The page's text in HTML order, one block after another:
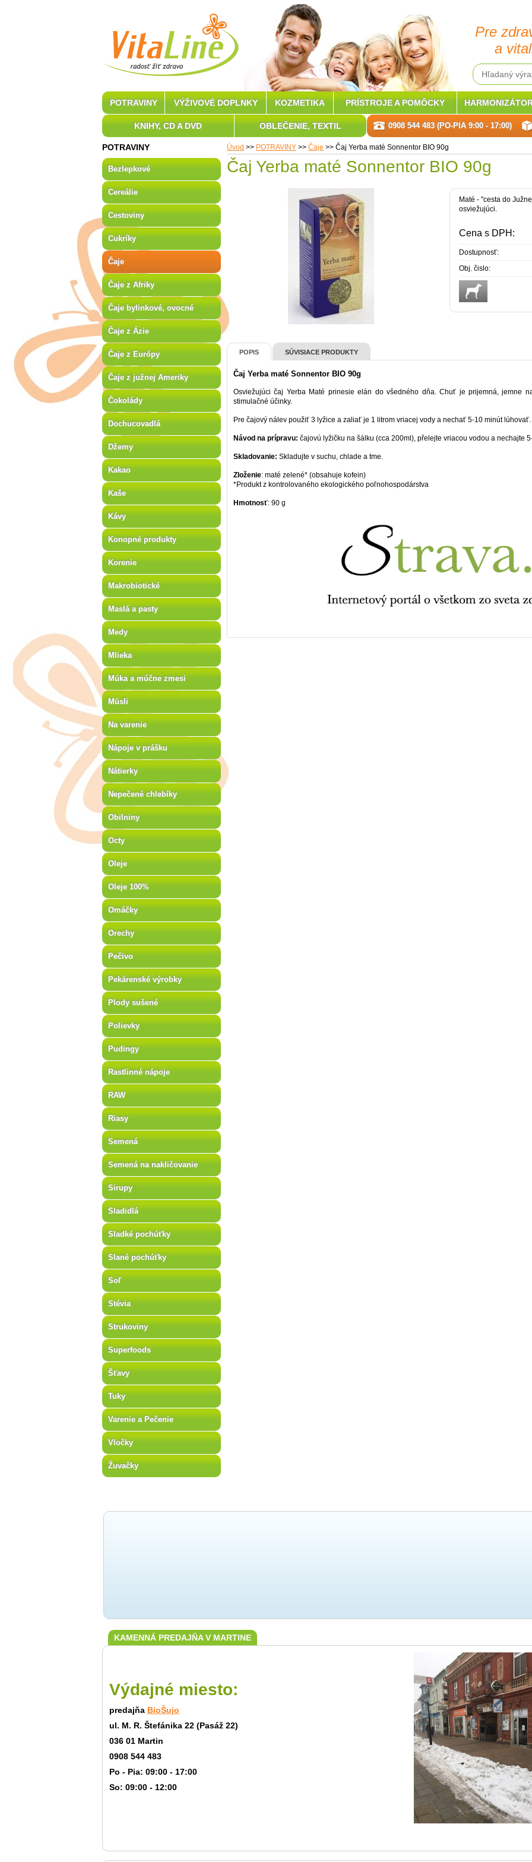
Pre
a
Úvod >> POTRAVINY >> Čaje >> Čaj Yerba maté Sonnentor BIO 90g
Čaj Yerba maté Sonnentor BIO 90g
Maté - "cesta do
osviežujúci.
Cena s DPH:
Dostupnosť:
Obj. čislo:
POPIS SÚVISIACE PRODUKTY
Čaj Yerba maté Sonnentor BIO 90g
Osviežujúci čaj Yerba Maté prinesie elán do všedného dňa. Chuť je prijemná, jemne
stimulačné účinky.
Pre čajový nálev použiť 3 lyžice a zaliať je 1 litrom vriacej vody a nechať 5-10 minút lúhovať.
Návod na prípravu: čajovú lyžičku na šálku (cca 200ml), přelejte vriacou vodou a nechajte
Skladovanie: Skladujte v suchu, chlade a tme.
Zloženie: maté zelené* (obsahuje kofein)
*Produkt z kontrolovaného ekologického poľnohospodárstva
Hmotnosť: 90 g
POTRAVINY
Bezlepkové
Cereálie
Cestoviny
Cukríky
Čaje
Čaje z Afriky
Čaje bylinkové, ovocné
Čaje z Ázie
Čaje z Európy
Čaje z južnej Ameriky
Čokolády
Dochucovadlá
Džemy
Kakao
Kaše
Kávy
Konopné produkty
Korenie
Makrobiotické
Maslá a pasty
Medy
Mlieka
Múka a múčne zmesi
Müsli
Na varenie
Nápoje v prášku
Nátierky
Nepečené chlebíky
Obilniny
Octy
Oleje
Oleje 100%
Omáčky
Orechy
Pečivo
Pekárenské výrobky
Plody sušené
Polievky
Pudingy
Rastlinné nápoje
RAW
Riasy
Semená
Semená na nakličovanie
Sirupy
Sladidlá
Sladké pochúťky
Slané pochúťky
Soľ
Stévia
Strukoviny
Superfoods
Šťavy
Tuky
Varenie a Pečenie
Vločky
Žuvačky
KAMENNÁ PREDAJŇA V MARTINE
Výdajné miesto:
predajňa BioŠujo
ul. M. R. Štefánika 22 (Pasáž 22)
036 01 Martin
0908 544 483
Po - Pia: 09:00 - 17:00
So: 09:00 - 12:00
POTRAVINY VÝŽIVOVÉ DOPLNKY KOZMETIKA PRÍSTROJE A POMÔCKY
KNIHY, CD A DVD OBLEČENIE, TEXTIL 0908 544 483 (PO-PIA 9:00 - 17:00)